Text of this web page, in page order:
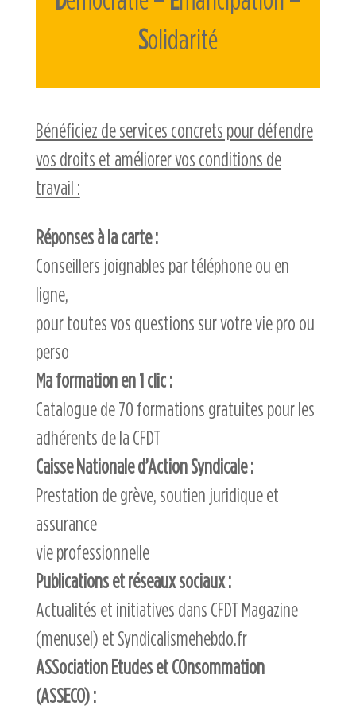
Solidarité
Bénéficiez de services concrets pour défendre
vos droits et améliorer vos conditions de
travail :
Réponses à la carte :
Conseillers joignables par téléphone ou en
ligne,
pour toutes vos questions sur votre vie pro ou
perso
Ma formation en 1 clic :
Catalogue de 70 formations gratuites pour les
adhérents de la CFDT
Caisse Nationale d’Action Syndicale :
Prestation de grève, soutien juridique et
assurance
vie professionnelle
Publications et réseaux sociaux :
Actualités et initiatives dans CFDT Magazine
(menusel) et Syndicalismehebdo.fr
ASSociation Etudes et COnsommation
(ASSECO) :